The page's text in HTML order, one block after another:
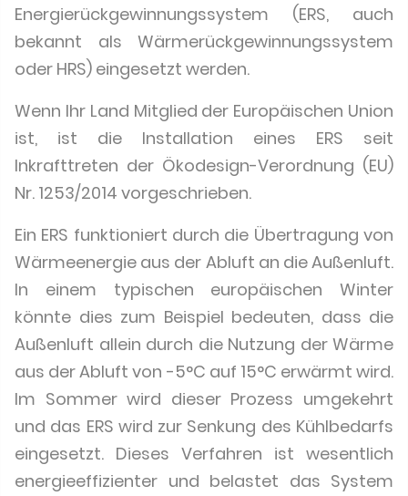
Energierückgewinnungssystem (ERS, auch
bekannt als Wärmerückgewinnungssystem
oder HRS) eingesetzt werden.
Wenn Ihr Land Mitglied der Europäischen Union
ist, ist die Installation eines ERS seit
Inkrafttreten der Ökodesign-Verordnung (EU)
Nr. 1253/2014 vorgeschrieben.
Ein ERS funktioniert durch die Übertragung von
Wärmeenergie aus der Abluft an die Außenluft.
In einem typischen europäischen Winter
könnte dies zum Beispiel bedeuten, dass die
Außenluft allein durch die Nutzung der Wärme
aus der Abluft von -5°C auf 15°C erwärmt wird.
Im Sommer wird dieser Prozess umgekehrt
und das ERS wird zur Senkung des Kühlbedarfs
eingesetzt. Dieses Verfahren ist wesentlich
energieeffizienter und belastet das System